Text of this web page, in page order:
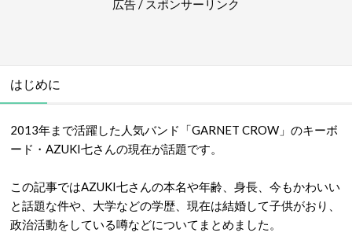
広告 / スポンサーリンク
はじめに
2013年まで活躍した人気バンド「GARNET CROW」のキーボ
ード・AZUKI七さんの現在が話題です。
この記事ではAZUKI七さんの本名や年齢、身長、今もかわいい
と話題な件や、大学などの学歴、現在は結婚して子供がおり、
政治活動をしている噂などについてまとめました。